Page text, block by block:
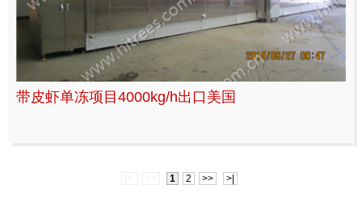
带皮虾单冻项目4000kg/h出口美国
1 2 >> >|